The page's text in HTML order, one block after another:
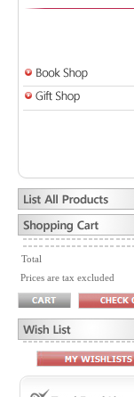
Total
Prices are tax excluded